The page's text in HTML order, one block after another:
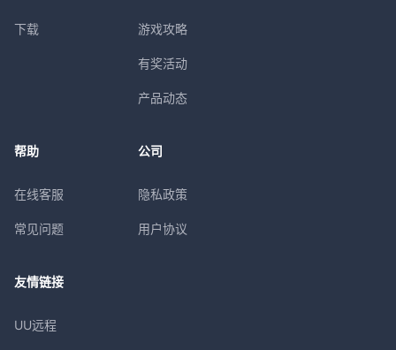
下载 游戏攻略
有奖活动
产品动态
帮助
在线客服
常见问题
公司
隐私政策
用户协议
友情链接
UU远程